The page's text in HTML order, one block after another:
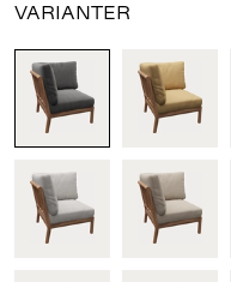
VARIANTER